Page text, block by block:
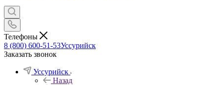
Телефоны
8 (800) 600-51-53Уссурийск
Заказать звонок
Уссурийск
Назад